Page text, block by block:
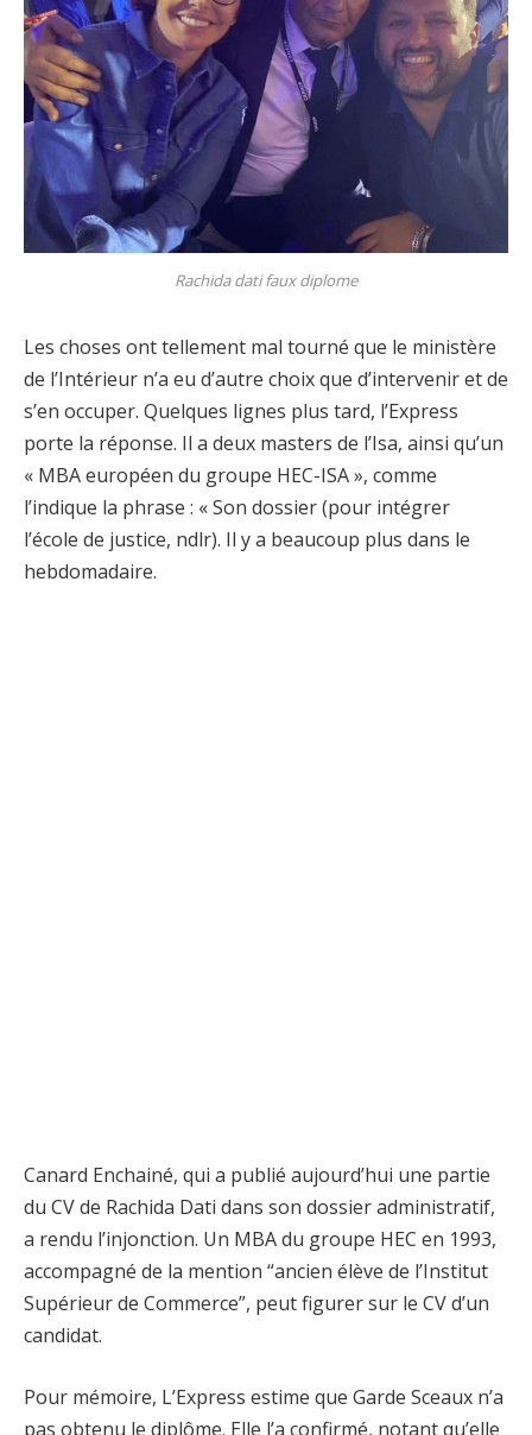
Rachida dati faux diplome
Les choses ont tellement mal tourné que le ministère
de l’Intérieur n’a eu d’autre choix que d’intervenir et de
s’en occuper. Quelques lignes plus tard, l’Express
porte la réponse. Il a deux masters de l’Isa, ainsi qu’un
« MBA européen du groupe HEC-ISA », comme
l’indique la phrase : « Son dossier (pour intégrer
l’école de justice, ndlr). Il y a beaucoup plus dans le
hebdomadaire.
Canard Enchainé, qui a publié aujourd’hui une partie
du CV de Rachida Dati dans son dossier administratif,
a rendu l’injonction. Un MBA du groupe HEC en 1993,
accompagné de la mention “ancien élève de l’Institut
Supérieur de Commerce”, peut figurer sur le CV d’un
candidat.
Pour mémoire, L’Express estime que Garde Sceaux n’a
pas obtenu le diplôme. Elle l’a confirmé, notant qu’elle